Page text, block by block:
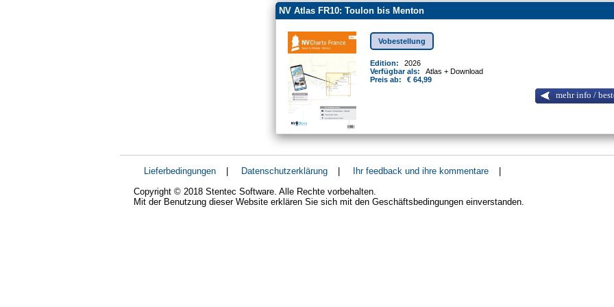
NV Atlas FR10: Toulon bis Menton
Vobestellung
Edition:
2026
Verfügbar als:
Atlas + Download
Preis ab:
€ 64,99
mehr info /
Lieferbedingungen Datenschutzerklärung Ihr feedback und ihre kommentare
Copyright © 2018 Stentec Software. Alle Rechte vorbehalten.
Mit der Benutzung dieser Website erklären Sie sich mit den Geschäftsbedingungen einverstanden.